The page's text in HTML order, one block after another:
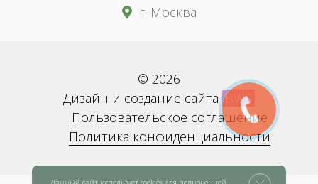
г. Москва
© 2026
Дизайн и создание сайтаBWS
Пользовательское соглашение
Политика конфиденциальности